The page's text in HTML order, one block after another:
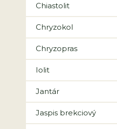
Chiastolit
Chryzokol
Chryzopras
Iolit
Jantár
Jaspis brekciový